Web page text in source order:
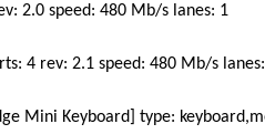
2.0 speed: 480 Mb/s lanes: 1
4 rev: 2.1 speed: 480 Mb/s
Mini Keyboard] type: